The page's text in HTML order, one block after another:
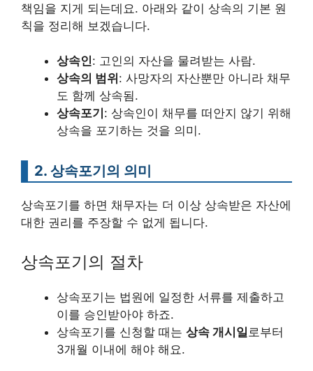
책임을 지게 되는데요. 아래와 같이 상속의 기본 원
칙을 정리해 보겠습니다.
상속인: 고인의 자산을 물려받는 사람.
상속의 범위 : 사망자의 자산뿐만 아니라 채무
도 함께 상속됨.
상속포기 : 상속인이 채무를 떠안지 않기 위해
상속을 포기하는 것을 의미.
2. 상속포기의 의미
상속포기를 하면 채무자는 더 이상 상속받은 자산에
대한 권리를 주장할 수 없게 됩니다.
상속포기의 절차
상속포기는 법원에 일정한 서류를 제출하고
이를 승인받아야 하죠.
상속포기를 신청할 때는 상속 개시일 로부터
3개월 이내에 해야 해요.